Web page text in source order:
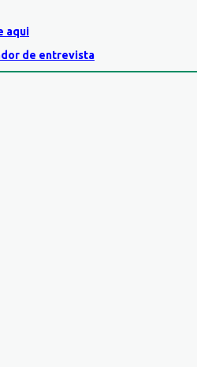
aqui
de entrevista